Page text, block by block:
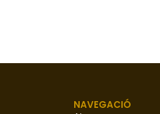
NAVEGACIÓ